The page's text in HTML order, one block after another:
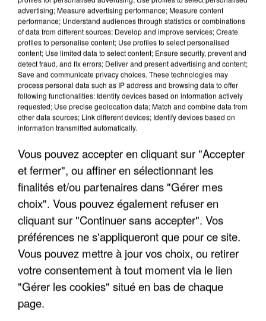
UNE TOURISTE DE L’OISE EMPORTÉE PAR UNE
COULÉE DE BOUE EN HAUTE-SAVOIE
advertising; Measure advertising performance; Measure content
performance; Understand audiences through statistics or combinations
of data from different sources; Develop and improve services; Create
profiles to personalise content; Use profiles to select personalised
content; Use limited data to select content; Ensure security, prevent and
detect fraud, and fix errors; Deliver and present advertising and content;
Save and communicate privacy choices. These technologies may
process personal data such as IP address and browsing data to offer
following functionalities: Identify devices based on information actively
requested; Use precise geolocation data; Match and combine data from
other data sources; Link different devices; Identify devices based on
information transmitted automatically.
Vous pouvez accepter en cliquant sur "Accepter
et fermer", ou affiner en sélectionnant les
finalités et/ou partenaires dans "Gérer mes
choix". Vous pouvez également refuser en
cliquant sur "Continuer sans accepter". Vos
préférences ne s'appliqueront que pour ce site.
Vous pouvez mettre à jour vos choix, ou retirer
votre consentement à tout moment via le lien
"Gérer les cookies" situé en bas de chaque
page.